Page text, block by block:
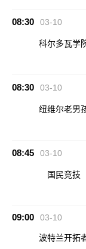
08:30 03-10
科尔多瓦学
08:30 03-10
纽维尔老男
08:45 03-10
国民竞技
09:00 03-10
波特兰开拓